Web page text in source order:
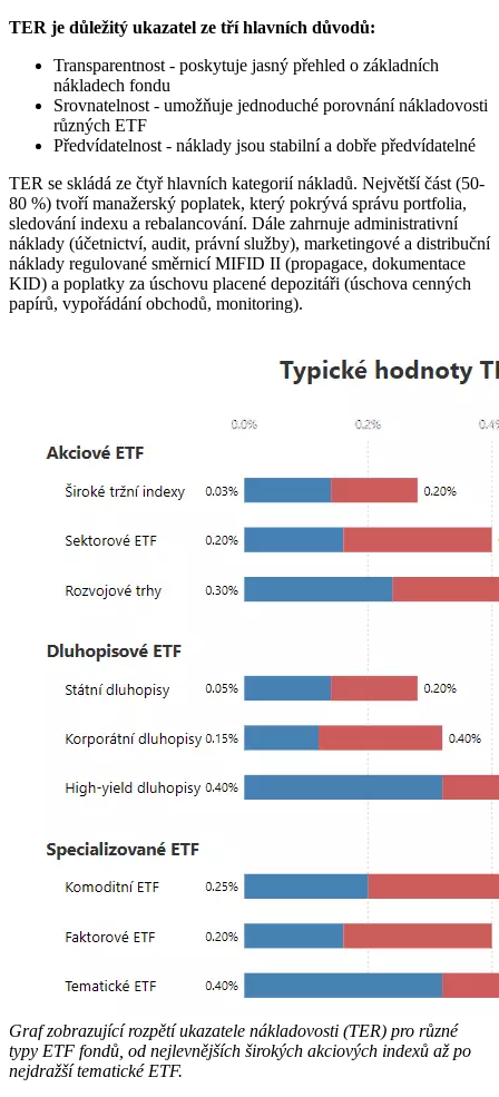
TER je důležitý ukazatel ze tří hlavních důvodů:
Transparentnost - poskytuje jasný přehled o základních
nákladech fondu
Srovnatelnost - umožňuje jednoduché porovnání nákladovosti
různých ETF
Předvídatelnost - náklady jsou stabilní a dobře předvídatelné
TER se skládá ze čtyř hlavních kategorií nákladů. Největší část (50-
80 %) tvoří manažerský poplatek, který pokrývá správu portfolia,
sledování indexu a rebalancování. Dále zahrnuje administrativní
náklady (účetnictví, audit, právní služby), marketingové a distribuční
náklady regulované směrnicí MIFID II (propagace, dokumentace
KID) a poplatky za úschovu placené depozitáři (úschova cenných
papírů, vypořádání obchodů, monitoring).
Graf zobrazující rozpětí ukazatele nákladovosti (TER) pro různé
typy ETF fondů, od nejlevnějších širokých akciových indexů až po
nejdražší tematické ETF.